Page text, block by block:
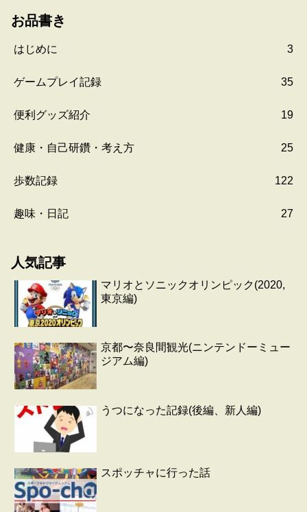
お品書き
はじめに 3
ゲームプレイ記録 35
便利グッズ紹介 19
健康・自己研鑽・考え方 25
歩数記録 122
趣味・日記 27
人気記事
マリオとソニックオリンピック(2020,
東京編)
京都〜奈良間観光(ニンテンドーミュー
ジアム編)
うつになった記録(後編、新人編)
スポッチャに行った話